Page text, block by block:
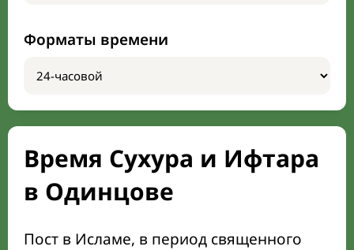
Форматы времени
Время Сухура и Ифтара
в Одинцове
Пост в Исламе, в период священного